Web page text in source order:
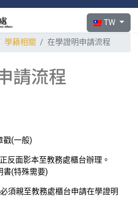
選擇你的語言
TW
學籍相關 在學證明申請流程
請流程
戳(一般)
反面影本至教務處櫃台辦理。
書(特殊需要)
須親至教務處櫃台申請在學證明